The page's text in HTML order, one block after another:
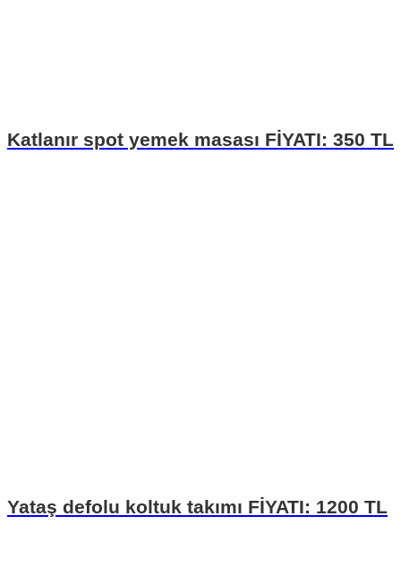
Katlanır spot yemek masası FİYATI: 350 TL
Yataş defolu koltuk takımı FİYATI: 1200 TL